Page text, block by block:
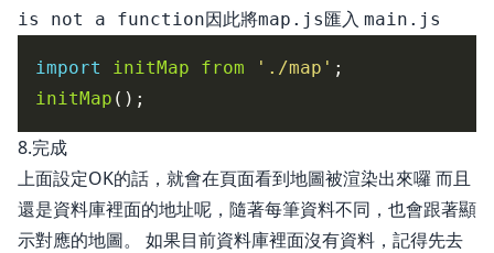
is not a function因此將map.js匯入 main.js
import initMap from './map'
initMap
8.完成
上面設定OK的話，就會在頁面看到地圖被渲染出來囉 而且
還是資料庫裡面的地址呢，隨著每筆資料不同，也會跟著顯
示對應的地圖。 如果目前資料庫裡面沒有資料，記得先去